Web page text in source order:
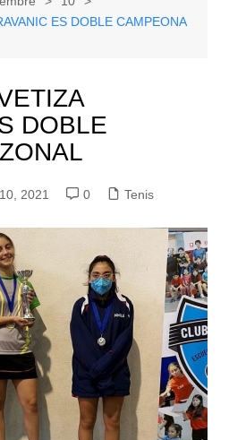
ES DOBLE CAMPEONA
DOBLE
2021 0 Tenis